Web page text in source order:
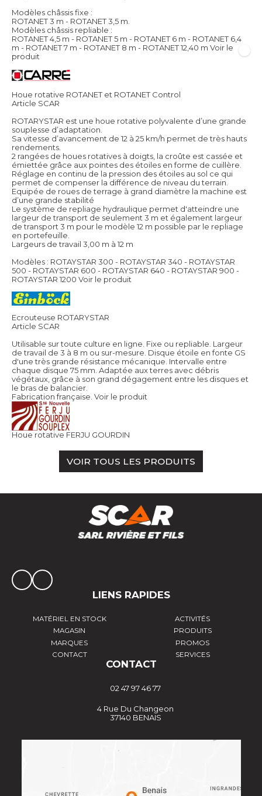
Modèles châssis fixe :
ROTANET 3 m - ROTANET 3,5 m.
Modèles châssis repliable :
ROTANET 4,5 m - ROTANET 5 m - ROTANET 6 m - ROTANET 6,4
m - ROTANET 7 m - ROTANET 8 m - ROTANET 12,40 m Voir le
produit
Houe rotative ROTANET et ROTANET Control
Article SCAR
ROTARYSTAR est une houe rotative polyvalente d’une grande
souplesse d’adaptation.
Sa vitesse d’avancement de 12 à 25 km/h permet de très hauts
rendements.
2 rangées de houes rotatives à doigts, la croûte est cassée et
émiettée grâce aux pointes des étoiles en forme de cuillère.
Réglage en continu de la pression des étoiles au sol ce qui
permet de compenser la différence de niveau du terrain.
Equipée de roues de terrage à grand diamètre la machine est
d’une grande stabilité
Le système de repliage hydraulique permet d'atteindre une
largeur de transport de seulement 3 m et également largeur
de transport 3 m pour le modèle 12 m possible par le repliage
en portefeuille.
Largeurs de travail 3,00 m à 12 m
Modèles : ROTAYSTAR 300 - ROTAYSTAR 340 - ROTAYSTAR
500 - ROTAYSTAR 600 - ROTAYSTAR 640 - ROTAYSTAR 900 -
ROTAYSTAR 1200 Voir le produit
Ecrouteuse ROTARYSTAR
Article SCAR
Utilisable sur toute culture en ligne. Fixe ou repliable. Largeur
de travail de 3 à 8 m ou sur-mesure. Disque étoile en fonte GS
d'une très grande résistance mécanique. Intervalle entre
chaque disque 75 mm. Adaptée aux terres avec débris
végétaux, grâce à son grand dégagement entre les disques et
le bras de balancier.
Fabrication française. Voir le produit
Houe rotative FERJU GOURDIN
VOIR TOUS LES PRODUITS
LIENS RAPIDES
MATÉRIEL EN STOCK
ACTIVITÉS
MAGASIN
PRODUITS
MARQUES
PROMOS
CONTACT
SERVICES
CONTACT
02 47 97 46 77
4 Rue Du Changeon
37140 BENAIS